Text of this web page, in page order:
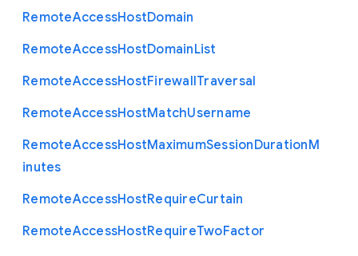
RemoteAccessHostDomain
RemoteAccessHostDomainList
RemoteAccessHostFirewallTraversal
RemoteAccessHostMatchUsername
RemoteAccessHostMaximumSessionDurationM
inutes
RemoteAccessHostRequireCurtain
RemoteAccessHostRequireTwoFactor